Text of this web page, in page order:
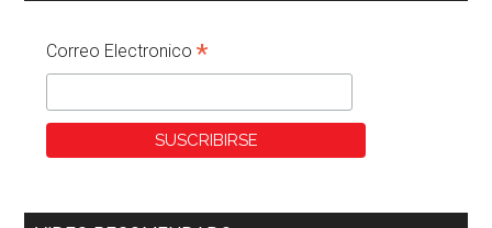
Correo Electronico*